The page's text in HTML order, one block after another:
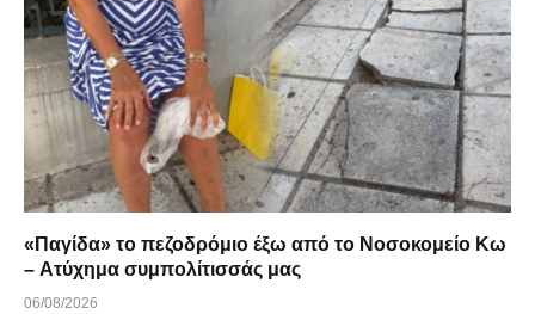
«Παγίδα» το πεζοδρόμιο έξω από το Νοσοκομείο Κω
– Ατύχημα συμπολίτισσάς μας
06/08/2026